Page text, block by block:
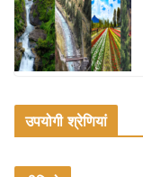
उपयोगी श्रेणियां